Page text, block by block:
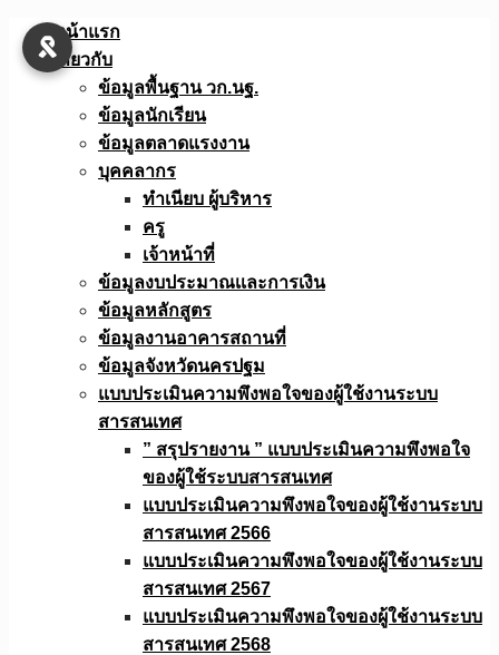
Skip
หน้าแรก
เกี่ยวกับ
ข้อมูลพื้นฐาน วก.นฐ.
ข้อมูลนักเรียน
ข้อมูลตลาดแรงงาน
บุคคลากร
ทำเนียบ ผู้บริหาร
ครู
เจ้าหน้าที่
ข้อมูลงบประมาณเเละการเงิน
ข้อมูลหลักสูตร
ข้อมูลงานอาคารสถานที่
ข้อมูลจังหวัดนครปฐม
แบบประเมินความพึงพอใจของผู้ใช้งานระบบ
สารสนเทศ
” สรุปรายงาน ” แบบประเมินความพึงพอใจ
ของผู้ใช้ระบบสารสนเทศ
แบบประเมินความพึงพอใจของผู้ใช้งานระบบ
สารสนเทศ 2566
แบบประเมินความพึงพอใจของผู้ใช้งานระบบ
สารสนเทศ 2567
แบบประเมินความพึงพอใจของผู้ใช้งานระบบ
สารสนเทศ 2568